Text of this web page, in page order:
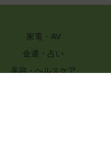
家電・AV
金運・占い
美容・ヘルスケア